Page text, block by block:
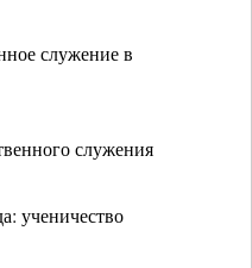
служение в
служения
ученичество